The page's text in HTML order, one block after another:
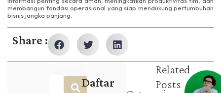
membangun fondasi operasional yang siap mendukung pertumbuhan
bisnis jangka panjang.
Share :
Daftar
Related
Posts